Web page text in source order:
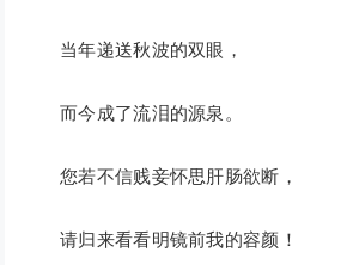
当年递送秋波的双眼，
而今成了流泪的源泉。
您若不信贱妾怀思肝肠欲断，
请归来看看明镜前我的容颜！